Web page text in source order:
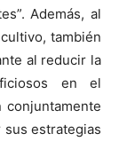
Además, al
también
al reducir la
en el
conjuntamente
sus estrategias